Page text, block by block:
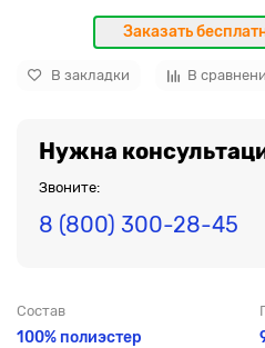
Заказать
В закладки В
Нужна
Звоните:
8 (800) 300-28-45
Состав
100% полиэстер